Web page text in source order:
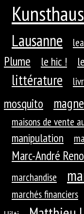
Lausanne
Plume
le hic !
littérature
mosquito
maisons de vente
manipulation
Marc-André
marchandise
marchés financiers